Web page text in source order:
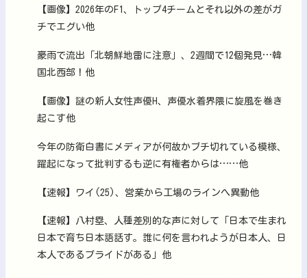
【画像】2026年のF1、トップ4チームとそれ以外の差がガ
チでエグい他
豪雨で流出「北朝鮮地雷に注意」、2週間で12個発見…韓
国北西部！他
【画像】謎の新人女性声優H、声優水着界隈に旋風を巻き
起こす他
今年の防衛白書にメディアが何故かブチ切れている模様、
躍起になって批判するも逆に有権者からは……他
【速報】ワイ(25)、営業から工場のラインへ異動他
【速報】八村塁、人種差別的な声に対して「日本で生まれ
日本で育ち日本語話す。誰に何を言われようが日本人、日
本人であるプライドがある」他